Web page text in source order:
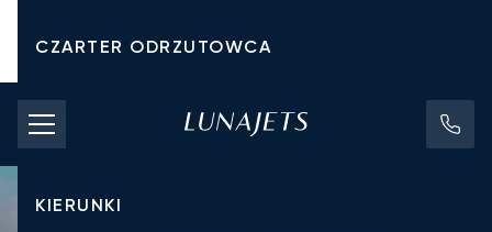
CZARTER ODRZUTOWCA
KOSZTY CZARTERU
PRYWATNE ODRZUTOWCE
KIERUNKI